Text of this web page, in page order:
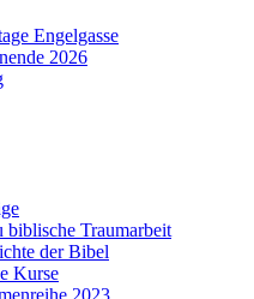
Engelgasse
2026
biblische Traumarbeit
der Bibel
Kurse
2023